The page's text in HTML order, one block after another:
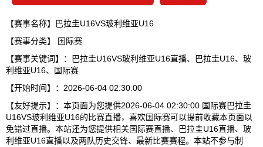
【赛事名称】巴拉圭U16VS玻利维亚U16
【赛事分类】
国际赛
【赛事关键词】：巴拉圭U16VS玻利维亚U16直播、巴拉圭U16、玻
利维亚U16、国际赛
【开始时间】：2026-06-04 02:30:00
【友好提示】：本页面为您提供2026-06-04 02:30:00 国际赛巴拉圭
U16VS玻利维亚U16的比赛直播，喜欢国际赛可以提前收藏本页面以
免错过直播。本站还为您提供相关国际赛直播、巴拉圭U16直播、玻
利维亚U16直播以及两队历史交锋、最新比赛赛程。本站不参与制